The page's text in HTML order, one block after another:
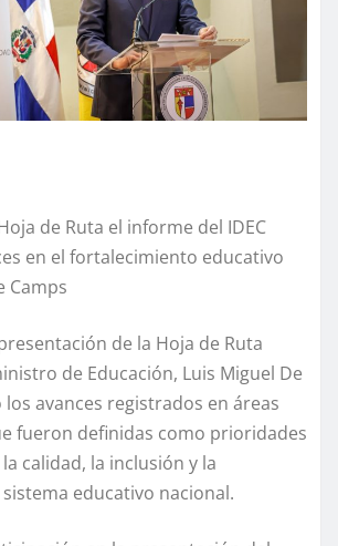
de Ruta el informe del IDEC
en el fortalecimiento educativo
Camps
de la Hoja de Ruta
de Educación, Luis Miguel De
los avances registrados en áreas
fueron definidas como prioridades
calidad, la inclusión y la
educativo nacional.